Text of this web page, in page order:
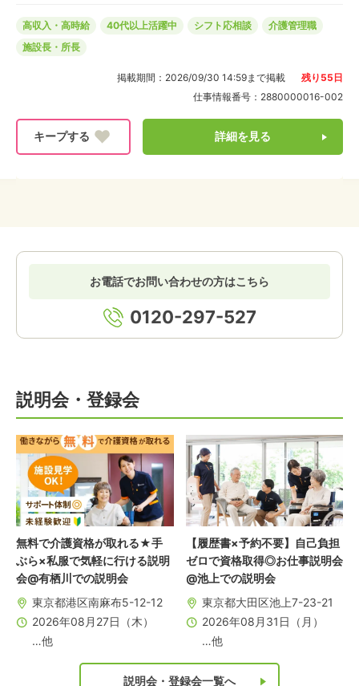
高収入・高時給 40代以上活躍中 シフト応相談
介護管理職
施設長・所長
掲載期間： 2026/09/30 14:59まで掲載 残り 55 日
仕事情報番号： 2880000016-002
詳細を見る
お電話でお問い合わせの方はこちら
0120-297-527
説明会・登録会
無料で介護資格が取れる★手
ぶら×私服で気軽に行ける説明
会@有栖川での説明会
東京都港区南麻布5-12-12
2026年08月27日（木）
…他
【履歴書×予約不要】自己負担
ゼロで資格取得◎お仕事説明会
@池上での説明会
東京都大田区池上7-23-21
2026年08月31日（月）
…他
説明会・登録会一覧へ